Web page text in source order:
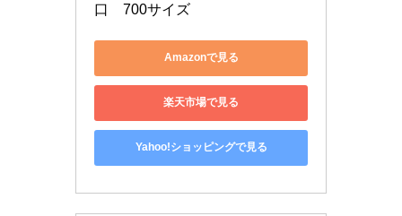
口　700サイズ
Amazonで見る
楽天市場で見る
Yahoo!ショッピングで見る